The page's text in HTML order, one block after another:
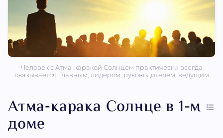
Человек с Атма‐каракой Солнцем практически всегда
оказывается главным, лидером, руководителем, ведущим
Атма‐карака Солнце в 1-м
доме